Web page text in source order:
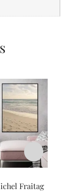
Fraitag